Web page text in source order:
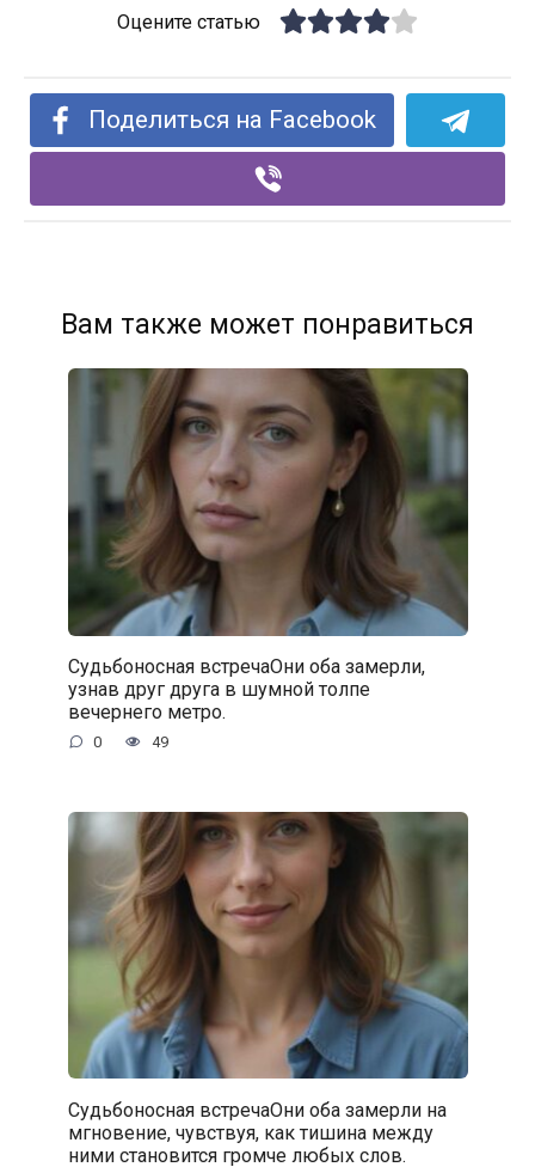
Оцените статью
Поделиться на Facebook
Вам также может понравиться
Судьбоносная встречаОни оба замерли,
узнав друг друга в шумной толпе
вечернего метро.
0 49
Судьбоносная встречаОни оба замерли на
мгновение, чувствуя, как тишина между
ними становится громче любых слов.